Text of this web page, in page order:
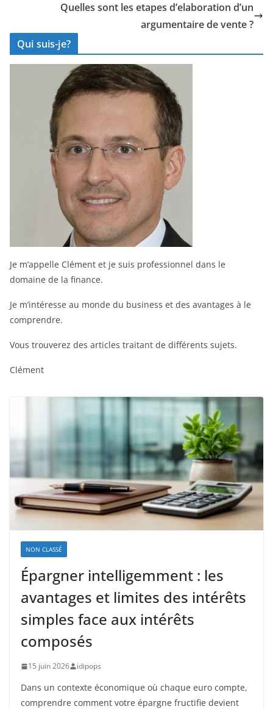
Quelles sont les etapes d’elaboration d’un
argumentaire de vente ?
Qui suis-je?
Je m’appelle Clément et je suis professionnel dans le
domaine de la finance.
Je m’intéresse au monde du business et des avantages à le
comprendre.
Vous trouverez des articles traitant de différents sujets.
Clément
NON CLASSÉ
Épargner intelligemment : les
avantages et limites des intérêts
simples face aux intérêts
composés
15 juin 2026 idipops
Dans un contexte économique où chaque euro compte,
comprendre comment votre épargne fructifie devient